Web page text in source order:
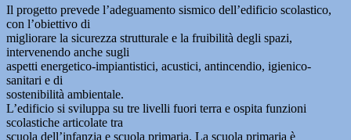
Il progetto prevede l’adeguamento sismico dell’edificio scolastico,
con l’obiettivo di
migliorare la sicurezza strutturale e la fruibilità degli spazi,
intervenendo anche sugli
aspetti energetico-impiantistici, acustici, antincendio, igienico-
sanitari e di
sostenibilità ambientale.
L’edificio si sviluppa su tre livelli fuori terra e ospita funzioni
scolastiche articolate tra
scuola dell’infanzia e scuola primaria. La scuola primaria è